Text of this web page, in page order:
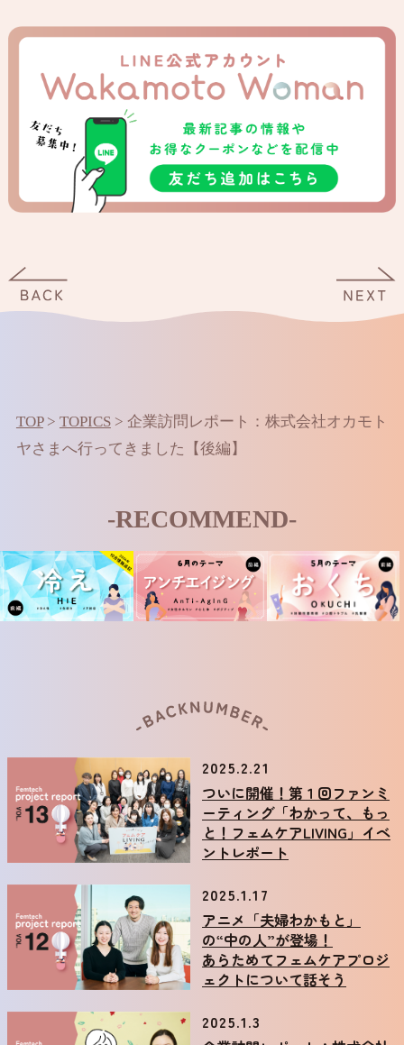
TOP> TOPICS> 企業訪問レポート：株式会社オカモト
ヤさまへ行ってきました【後編】
-RECOMMEND-
2025.2.21
ついに開催！第１回ファンミ
ーティング「わかって、もっ
と！フェムケアLIVING」イベ
ントレポート
2025.1.17
アニメ「夫婦わかもと」
の“中の人”が登場！
あらためてフェムケアプロジ
ェクトについて話そう
2025.1.3